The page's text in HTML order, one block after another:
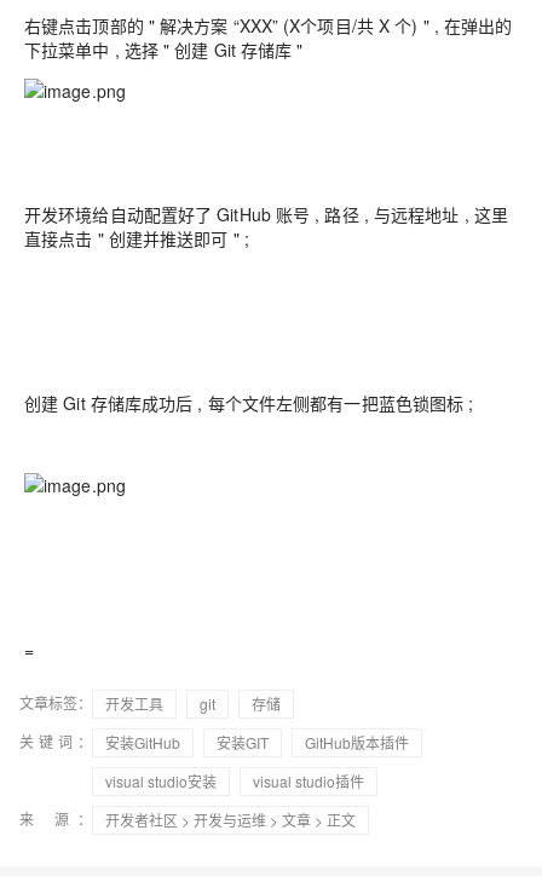
右键点击顶部的 " 解决方案 “XXX” (X个项目/共 X 个) " , 在弹出的
下拉菜单中 , 选择 " 创建 Git 存储库 "
开发环境给自动配置好了 GitHub 账号 , 路径 , 与远程地址 , 这里
直接点击 " 创建并推送即可 " ;
创建 Git 存储库成功后 , 每个文件左侧都有一把蓝色锁图标 ;
=
文章标签： 开发工具 git
存储
关键词：
安装GitHub 安装GIT
GitHub版本插件
visual studio安装
visual studio插件
来 源：
开发者社区 > 开发与运维 > 文章 > 正文